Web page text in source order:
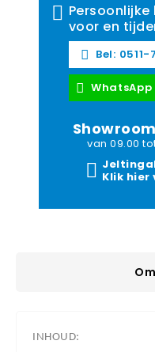
voor en
Bel:
van 09.00
Klik hier
INHOUD: